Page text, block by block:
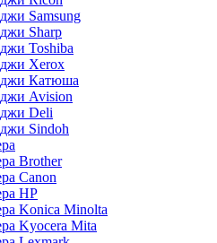
Samsung
Sharp
Toshiba
Xerox
Катюша
Avision
Deli
Sindoh
Brother
Canon
HP
Konica Minolta
Kyocera Mita